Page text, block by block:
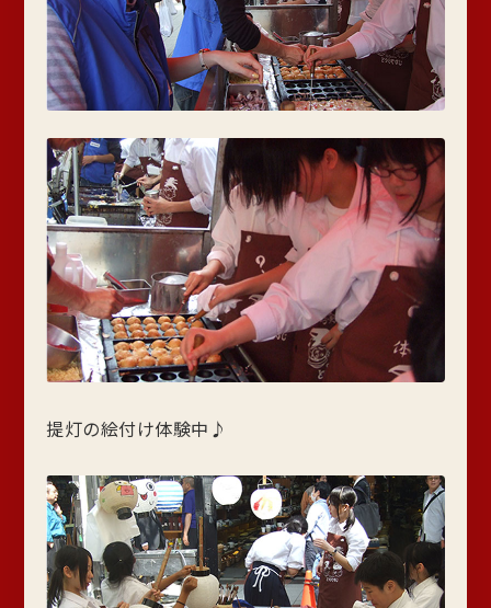
提灯の絵付け体験中♪